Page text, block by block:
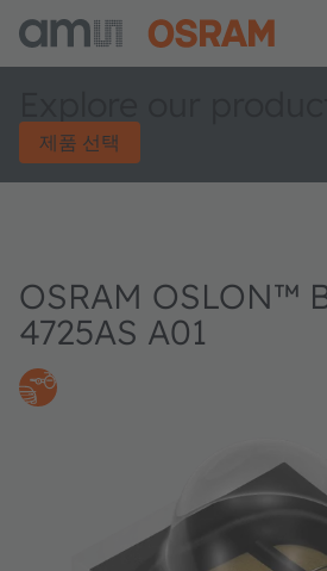
제품 선택
OSRAM OSLON™
4725AS A01